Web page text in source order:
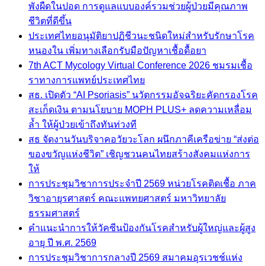
พังผืดในปอด การดูแลแบบองค์รวมช่วยผู้ป่วยมีคุณภาพ
ชีวิตที่ดีขึ้น
ประเทศไทยอนุมัติยาปฏิชีวนะชนิดใหม่สำหรับรักษาโรค
หนองใน เพิ่มทางเลือกรับมือปัญหาเชื้อดื้อยา
7th ACT Mycology Virtual Conference 2026 ชมรมเชื้อ
ราทางการแพทย์ประเทศไทย
สธ. เปิดตัว “AI Psoriasis” นวัตกรรมอัจฉริยะคัดกรองโรค
สะเก็ดเงิน ตามนโยบาย MOPH PLUS+ ลดความเหลื่อม
ล้ำ ให้ผู้ป่วยเข้าถึงทันท่วงที
สธ จัดงานวันบริจาคอวัยวะโลก ผนึกภาคีเครือข่าย “ส่งต่อ
ของขวัญแห่งชีวิต” เชิญชวนคนไทยสร้างสังคมแห่งการ
ให้
การประชุมวิชาการประจำปี 2569 หน่วยโรคติดเชื้อ ภาค
วิชาอายุรศาสตร์ คณะแพทยศาสตร์ มหาวิทยาลัย
ธรรมศาสตร์
คำแนะนำการให้วัคซีนป้องกันโรคสำหรับผู้ใหญ่และผู้สูง
อายุ ปี พ.ศ. 2569
การประชุมวิชาการกลางปี 2569 สมาคมอุรเวชช์แห่ง